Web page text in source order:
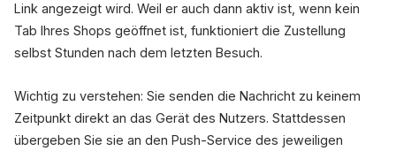
Link angezeigt wird. Weil er auch dann aktiv ist, wenn kein
Tab Ihres Shops geöffnet ist, funktioniert die Zustellung
selbst Stunden nach dem letzten Besuch.
Wichtig zu verstehen: Sie senden die Nachricht zu keinem
Zeitpunkt direkt an das Gerät des Nutzers. Stattdessen
übergeben Sie sie an den Push-Service des jeweiligen